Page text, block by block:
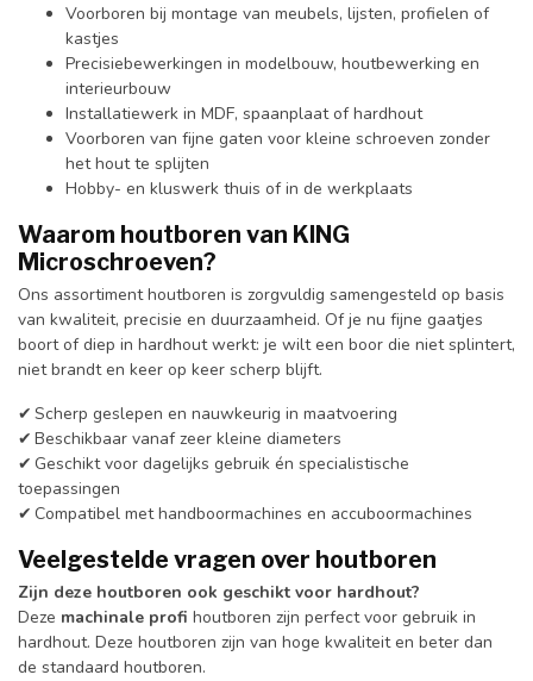
Voorboren bij montage van meubels, lijsten, profielen of
kastjes
Precisiebewerkingen in modelbouw, houtbewerking en
interieurbouw
Installatiewerk in MDF, spaanplaat of hardhout
Voorboren van fijne gaten voor kleine schroeven zonder
het hout te splijten
Hobby- en kluswerk thuis of in de werkplaats
Waarom houtboren van KING
Microschroeven?
Ons assortiment houtboren is zorgvuldig samengesteld op basis
van kwaliteit, precisie en duurzaamheid. Of je nu fijne gaatjes
boort of diep in hardhout werkt: je wilt een boor die niet splintert,
niet brandt en keer op keer scherp blijft.
✔ Scherp geslepen en nauwkeurig in maatvoering
✔ Beschikbaar vanaf zeer kleine diameters
✔ Geschikt voor dagelijks gebruik én specialistische
toepassingen
✔ Compatibel met handboormachines en accuboormachines
Veelgestelde vragen over houtboren
Zijn deze houtboren ook geschikt voor hardhout?
Deze machinale profi houtboren zijn perfect voor gebruik in
hardhout. Deze houtboren zijn van hoge kwaliteit en beter dan
de standaard houtboren.